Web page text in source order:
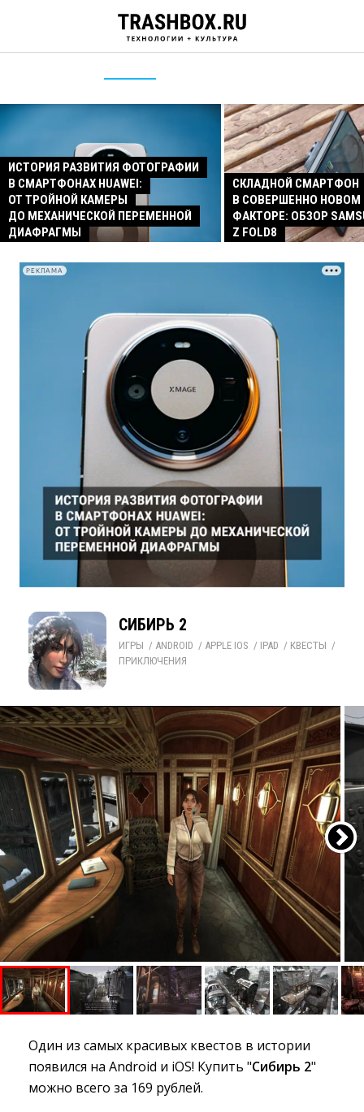
ИСТОРИЯ РАЗВИТИЯ ФОТОГРАФИИ
В СМАРТФОНАХ HUAWEI:
ОТ ТРОЙНОЙ КАМЕРЫ
ДО МЕХАНИЧЕСКОЙ ПЕРЕМЕННОЙ
ДИАФРАГМЫ
СКЛАДНОЙ СМАРТФОН
В СОВЕРШЕННО
ФАКТОРЕ: ОБЗОР
Z FOLD8
РЕКЛАМА
СИБИРЬ 2
ИГРЫ / ANDROID / APPLE IOS / IPAD / КВЕСТЫ /
ПРИКЛЮЧЕНИЯ
Один из самых красивых квестов в истории
появился на Android и iOS! Купить "Сибирь 2"
можно всего за 169 рублей.